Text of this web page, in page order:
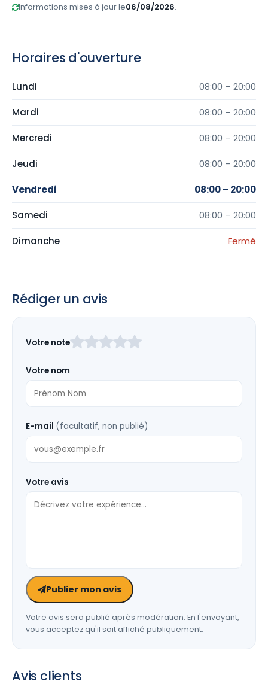
Informations mises à jour le06/08/2026.
Horaires d'ouverture
Lundi 08:00 – 20:00
Mardi 08:00 – 20:00
Mercredi 08:00 – 20:00
Jeudi 08:00 – 20:00
Vendredi 08:00 – 20:00
Samedi 08:00 – 20:00
Dimanche Fermé
Rédiger un avis
ce
vide
Votre note
Votre nom
E-mail (facultatif, non publié)
Votre avis
Publier mon avis
Votre avis sera publié après modération. En l'envoyant,
vous acceptez qu'il soit affiché publiquement.
Avis clients